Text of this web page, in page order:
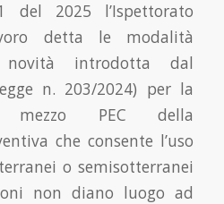
2025 l’Ispettorato
detta le modalità
novità introdotta dal
n. 203/2024) per la
mezzo PEC della
che consente l’uso
o semisotterranei
non diano luogo ad